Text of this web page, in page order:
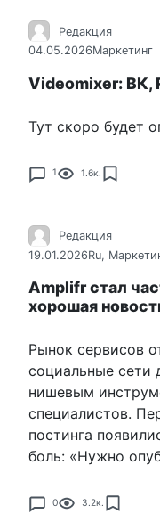
Редакция
04.05.2026Маркетинг
Videomixer: ВК,
Тут скоро будет
1 1.6к.
Редакция
19.01.2026Ru,
Amplifr стал
хорошая
Рынок сервисов
социальные сети
нишевым
специалистов.
постинга
боль: «Нужно
0 3.2к.